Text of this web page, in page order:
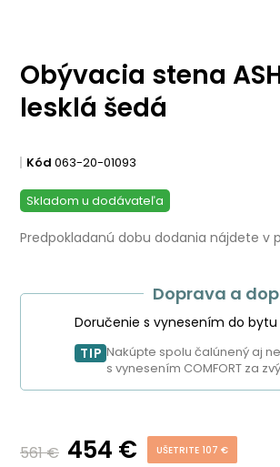
Obývacia stena
lesklá šedá
Kód 063-20-01093
Skladom u dodávateľa
Predpokladanú dobu dodania nájdete v
Doprava a
Doručenie s vynesením do bytu
TIP Nakúpte spolu čalúnený aj
s vynesením COMFORT za
561 € 454 € UŠETRITE 107 €